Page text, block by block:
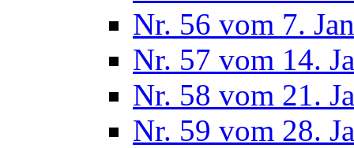
Nr. 56 vom 7.
Nr. 57 vom 14.
Nr. 58 vom 21.
Nr. 59 vom 28.